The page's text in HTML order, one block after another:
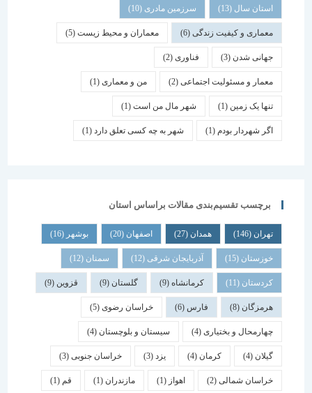
استان سال(13) سرزمین مادری(10)
معماری و کیفیت زندگی(6) معماران و محیط زیست(5)
جهانی شدن(3) فناوری (2)
معمار و مسئولیت اجتماعی (2) من و معماری (1)
تنها یک زمین(1) شهر مال من است(1)
اگر شهردار بودم (1) شهر به چه کسی تعلق دارد(1)
برچسب تقسیم‌بندی مقالات براساس استان
همدان اصفهان (20) بوشهر
خوزستان(15) آذربایجان شرقی(12) سمنان (12)
کردستان(11) کرمانشاه(9) گلستان (9) قزوین
هرمزگان(8) فارس خراسان رضوی(5)
چهارمحال و بختیاری (4) سیستان و بلوچستان(4)
کرمان یزد خراسان جنوبی(3)
خراسان شمالی(2) اهواز مازندران(1) قم